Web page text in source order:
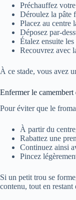
Préchauffez
Déroulez la pâte
Placez au centre
Déposez par-
Étalez ensuite
Recouvrez avec
À ce stade, vous avez
Enfermer le camembert
Pour éviter que le
À partir du
Rabattez une
Continuez ainsi
Pincez
Si un petit trou se
contenu, tout en restant